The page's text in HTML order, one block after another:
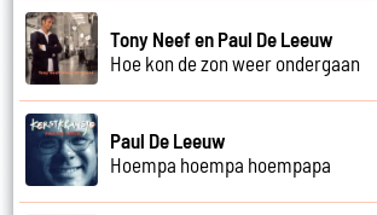
Tony Neef en Paul De Leeuw
Hoe kon de zon weer ondergaan
Paul De Leeuw
Hoempa hoempa hoempapa